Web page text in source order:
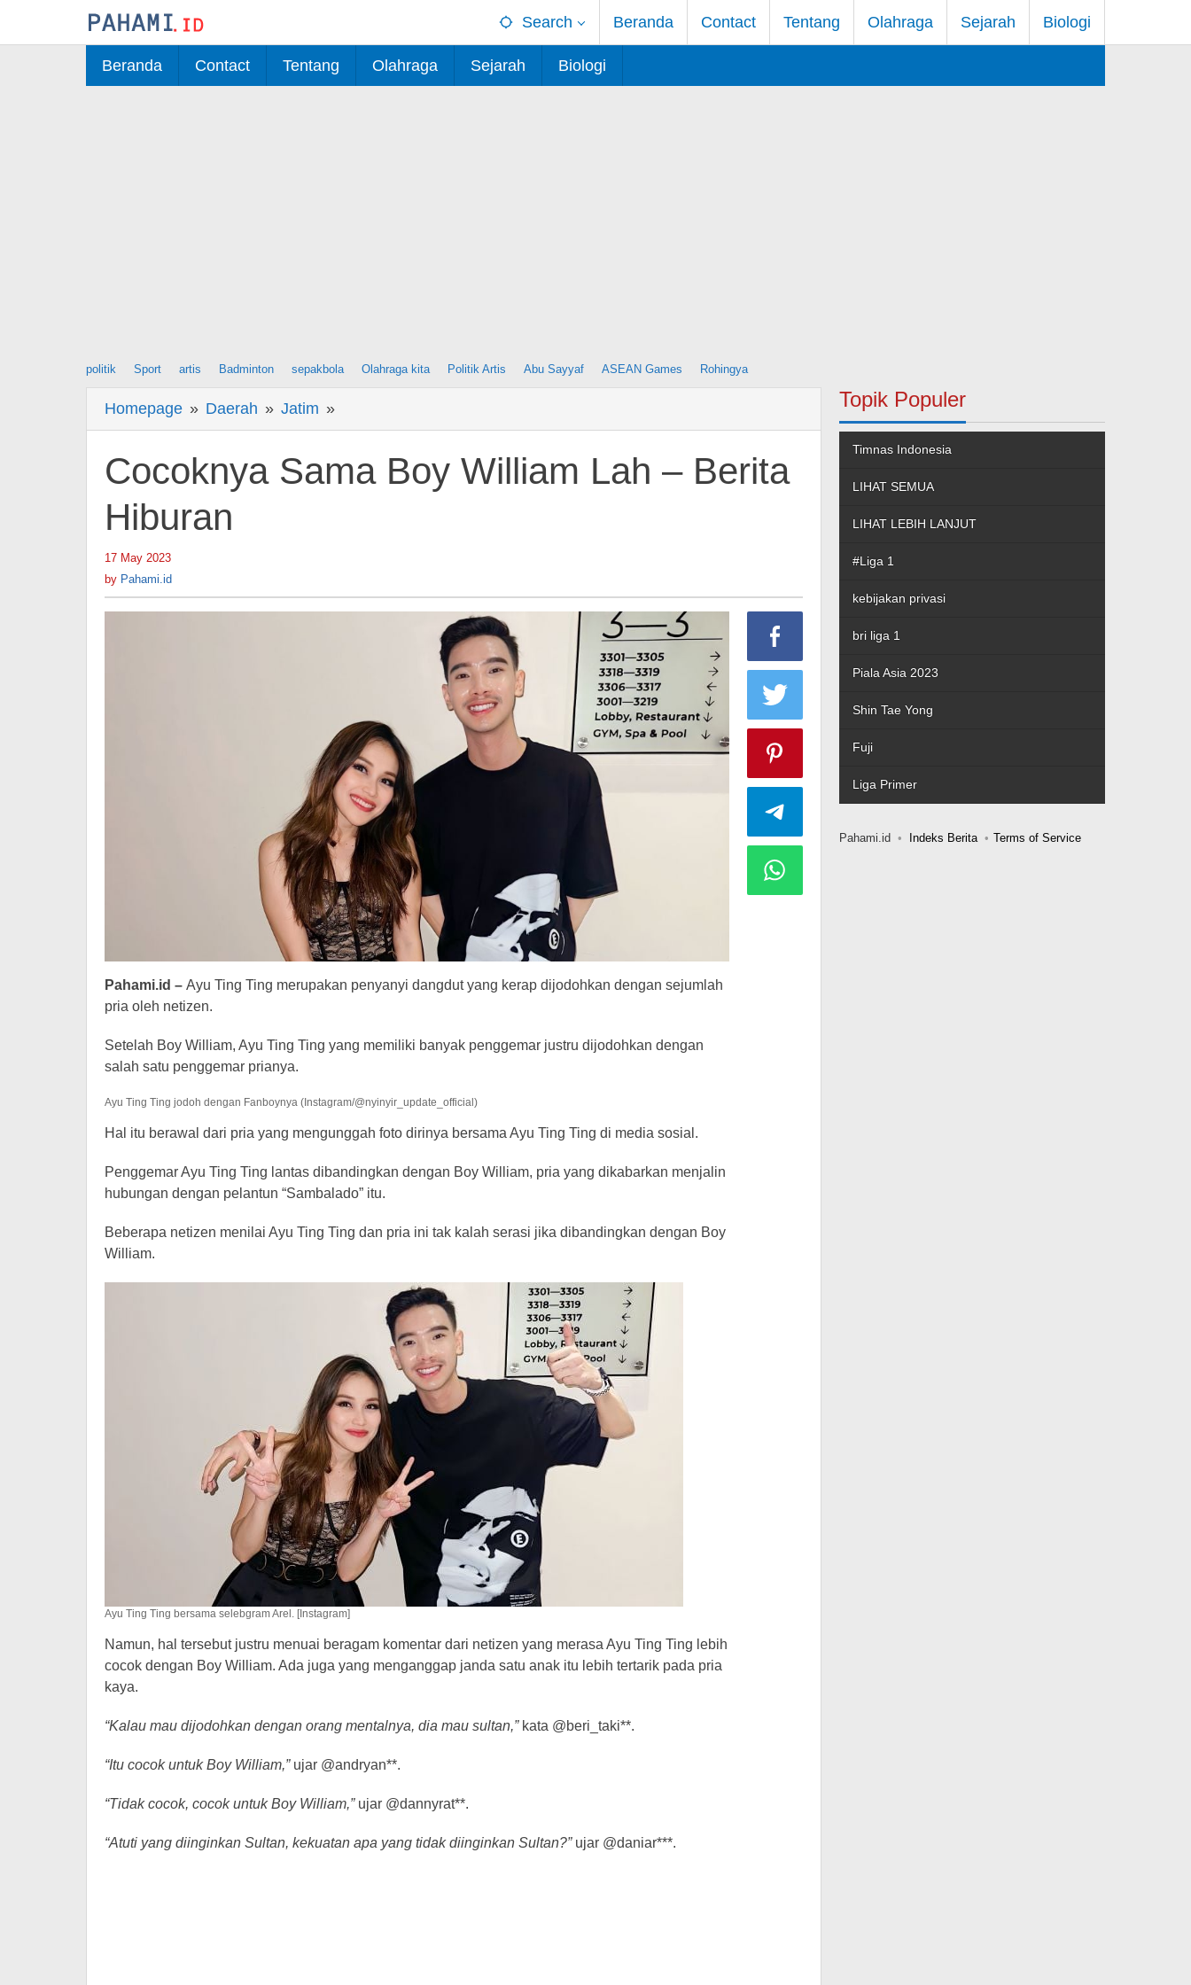
Search Beranda Contact Tentang Olahraga Sejarah Biologi
Beranda Contact Tentang Olahraga Sejarah Biologi
politik Sport artis Badminton sepakbola Olahraga kita Politik Artis Abu Sayyaf ASEAN Games Rohingya
Homepage » Daerah » Jatim »
Sama
William
Cocoknya Sama Boy William Lah – Berita
Hiburan
17 May 2023
by Pahami.id
Pahami.id – Ayu Ting Ting merupakan penyanyi dangdut yang kerap dijodohkan dengan sejumlah
pria oleh netizen.
Setelah Boy William, Ayu Ting Ting yang memiliki banyak penggemar justru dijodohkan dengan
salah satu penggemar prianya.
Ayu Ting Ting jodoh dengan Fanboynya (Instagram/@nyinyir_update_official)
Hal itu berawal dari pria yang mengunggah foto dirinya bersama Ayu Ting Ting di media sosial.
Penggemar Ayu Ting Ting lantas dibandingkan dengan Boy William, pria yang dikabarkan menjalin
hubungan dengan pelantun “Sambalado” itu.
Beberapa netizen menilai Ayu Ting Ting dan pria ini tak kalah serasi jika dibandingkan dengan Boy
William.
Ayu Ting Ting bersama selebgram Arel. [Instagram]
Namun, hal tersebut justru menuai beragam komentar dari netizen yang merasa Ayu Ting Ting lebih
cocok dengan Boy William. Ada juga yang menganggap janda satu anak itu lebih tertarik pada pria
kaya.
“Kalau mau dijodohkan dengan orang mentalnya, dia mau sultan,”kata @beri_taki**.
“Itu cocok untuk Boy William,”ujar @andryan**.
“Tidak cocok, cocok untuk Boy William,”ujar @dannyrat**.
“Atuti yang diinginkan Sultan, kekuatan apa yang tidak diinginkan Sultan?”ujar @daniar***.
Topik Populer
Timnas Indonesia
LIHAT SEMUA
LIHAT LEBIH LANJUT
#Liga 1
kebijakan privasi
bri liga 1
Piala Asia 2023
Shin Tae Yong
Fuji
Liga Primer
Pahami.id Indeks Berita Terms of Service